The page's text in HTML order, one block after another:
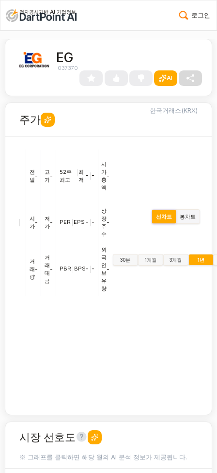
전자공시기반 AI 기업정보 로그인
EG
037370
AI
주가
한국거래소(KRX)
전
일
-
시
가
-
거
래
량
-
고
가
-
저
가
-
거
래
대
금
-
52주
최고
최
저
- -
PER EPS - -
PBR BPS- -
시
가
총
액
-
상
장
주
수
-
외
국
인
보
유
량
-
선차트 봉차트
30분 1개월 3개월 1년
시장 선호도
※ 그래프를 클릭하면 해당 월의 AI 분석 정보가 제공됩니다.